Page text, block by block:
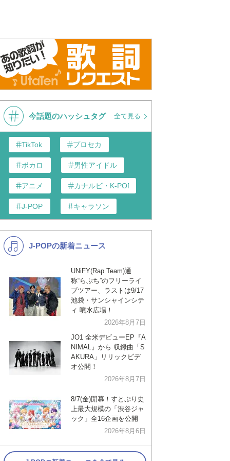
今話題のハッシュタグ 全て見る
TikTok プロセカ
ボカロ 男性アイドル
アニメ カナルビ・K-POP和訳
J-POP キャラソン
K-POP バンド
洋楽
VTuber ディズニー
J-POPの新着ニュース
UNiFY(Rap Team)通
称“らぷち”のフリーライ
ブツアー、ラストは9/17
池袋・サンシャインシテ
ィ 噴水広場！
2026年8月7日
JO1 全米デビューEP『A
NIMAL』から 収録曲「S
AKURA」リリックビデ
オ公開！
2026年8月7日
8/7(金)開幕！すとぷり史
上最大規模の「渋谷ジャ
ック」全16企画を公開
2026年8月6日